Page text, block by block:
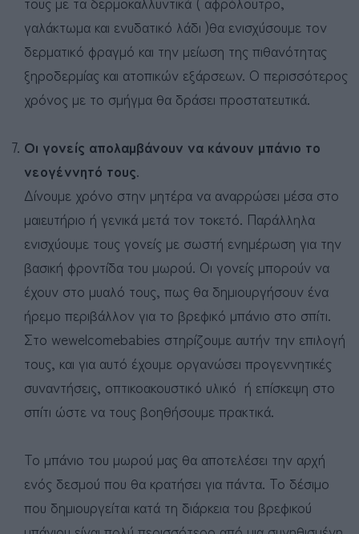
γαλάκτωμα και ενυδατικό λάδι )θα ενισχύσουμε τον
δερματικό φραγμό και την μείωση της πιθανότητας
ξηροδερμίας και ατοπικών εξάρσεων. Ο περισσότερος
χρόνος με το σμήγμα θα δράσει προστατευτικά.
Οι γονείς απολαμβάνουν να κάνουν μπάνιο το
νεογέννητό τους.
Δίνουμε χρόνο στην μητέρα να αναρρώσει μέσα στο
μαιευτήριο ή γενικά μετά τον τοκετό. Παράλληλα
ενισχύουμε τους γονείς με σωστή ενημέρωση για την
βασική φροντίδα του μωρού. Οι γονείς μπορούν να
έχουν στο μυαλό τους, πως θα δημιουργήσουν ένα
ήρεμο περιβάλλον για το βρεφικό μπάνιο στο σπίτι.
Στο wewelcomebabies στηρίζουμε αυτήν την επιλογή
τους, και για αυτό έχουμε οργανώσει προγεννητικές
συναντήσεις, οπτικοακουστικό υλικό ή επίσκεψη στο
σπίτι ώστε να τους βοηθήσουμε πρακτικά.
To μπάνιο του μωρού μας θα αποτελέσει την αρχή
ενός δεσμού που θα κρατήσει για πάντα. Το δέσιμο
που δημιουργείται κατά τη διάρκεια του βρεφικού